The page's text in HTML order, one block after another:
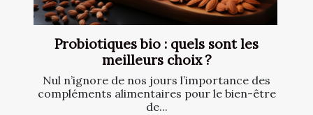
Probiotiques bio : quels sont les
meilleurs choix ?
Nul n’ignore de nos jours l’importance des
compléments alimentaires pour le bien-être
de...